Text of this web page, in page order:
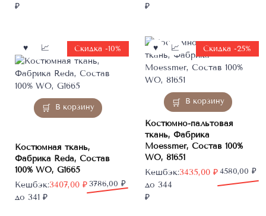
составляла
4424,00 ₽.
₽
составляла
3447,00 ₽.
₽
В корзину
Скидка -10%
Костюмная ткань,
Фабрика Reda, Состав
100% WO, G1665
3786,00 ₽
Первоначальная
цена
3407,00 ₽
Текущая
цена:
Кешбэк:
до 341 ₽
В корзину
Скидка -25%
Костюмно-пальтовая
ткань, Фабрика
Moessmer, Состав 100%
WO, 81651
4580,00 ₽
Первоначальная
цена
составляла
3435,00 ₽
Текущая
цена:
3435,00 ₽.
Кешбэк:
до 344
₽